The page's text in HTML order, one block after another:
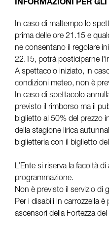
INFORMAZIONI PER GLI
In caso di maltempo lo
prima delle ore 21.15 e
ne consentano il regolare
22.15, potrà posticiparne
A spettacolo iniziato, in
condizioni meteo, non è
In caso di spettacolo
previsto il rimborso ma il
biglietto al 50% del prezzo
della stagione lirica
biglietteria con il biglietto
L’Ente si riserva la facoltà
programmazione.
Non è previsto il servizio di
Per i disabili in carrozzella
ascensori della Fortezza del